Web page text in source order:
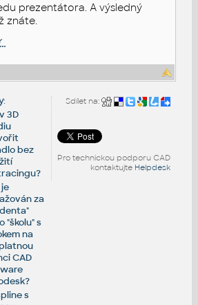
prezentátora. A výsledný
znáte.
Sdílet na:
Pro technickou podporu CAD
kontaktujte Helpdesk
:
3D
bez
za
"školu" s
na
CAD
s